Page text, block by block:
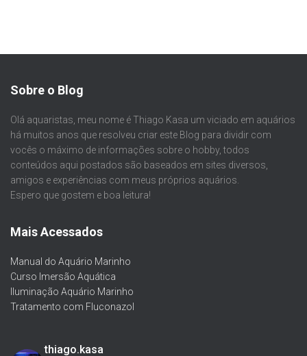
Sobre o Blog
Olá aquaristas, meu nome é Thiago Kasa um viciado em aquários
há muitos anos que resolveu criar este Blog para dividir com
vocês o máximo de informações sobre o hobby, todos
conteúdos aqui postados são baseados em sites diversos,
amigos e experiências com meus próprios aquários.
Espero que gostem e boa leitura!
Mais Acessados
Manual do Aquário Marinho
Curso Imersão Aquática
Iluminação Aquário Marinho
Tratamento com Fluconazol
thiago.kasa